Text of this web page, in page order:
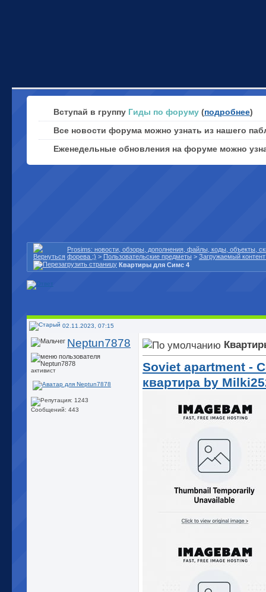
Вступай в группу Гиды по форуму (подробнее)
Все новости форума можно узнать из нашего
Еженедельные обновления на форуме можно
Prosims: новости, обзоры, дополнения, файлы, коды, объекты,
форева ;) > Пользовательские предметы > Загружаемый
Квартиры для Симс 4
02.11.2023, 07:15
Neptun7878
активист
Сообщений: 443
Soviet apartment -
квартира by